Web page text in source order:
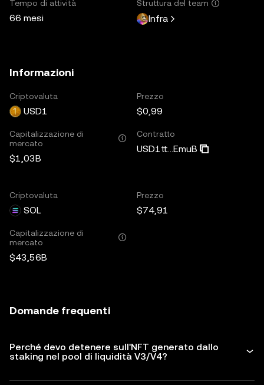
Tempo di attività
66 mesi
Struttura del team
Infra
Informazioni
Criptovaluta
USD1
Prezzo
$0,99
Capitalizzazione di
mercato
$1,03B
Contratto
USD1tt...EmuB
Criptovaluta
SOL
Prezzo
$74,91
Capitalizzazione di
mercato
$43,56B
Domande frequenti
Perché devo detenere sull'NFT generato dallo
staking nel pool di liquidità V3/V4?